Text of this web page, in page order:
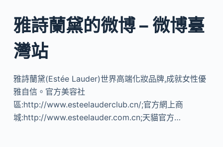
雅詩蘭黛的微博 – 微博臺
灣站
雅詩蘭黛(Estée Lauder)世界高端化妝品牌,成就女性優
雅自信。官方美容社
區:http://www.esteelauderclub.cn/;官方網上商
城:http://www.esteelauder.com.cn;天貓官方…